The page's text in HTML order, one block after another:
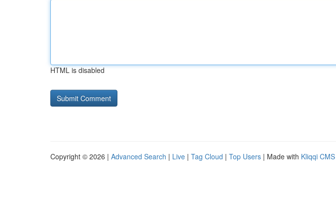
HTML is disabled
Copyright © 2026 | Advanced Search | Live | Tag Cloud | Top Users | Made with Kliqqi CMS